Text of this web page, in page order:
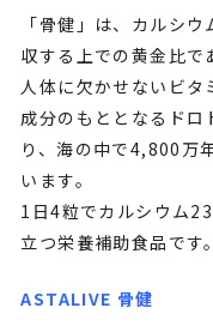
「骨健」は、カルシ
収する上での黄金比
人体に欠かせないビタ
成分のもととなるドロ
り、海の中で4,800万
います。
1日4粒でカルシウム
立つ栄養補助食品です。
ASTALIVE 骨健